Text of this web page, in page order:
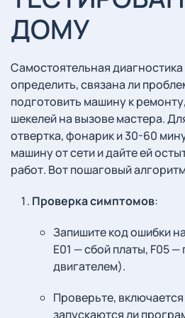
ДОМУ
Самостоятельная
определить, связана ли
подготовить машину к
шекелей на вызове мастера.
отвертка, фонарик и 30-60
машину от сети и дайте ей
работ. Вот пошаговый
Проверка симптомов:
Запишите код ошибки
E01 — сбой платы, F05
двигателем).
Проверьте,
запускаются ли